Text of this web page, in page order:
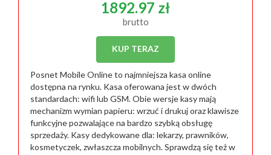
1892.97 zł
brutto
KUP TERAZ
Posnet Mobile Online to najmniejsza kasa online
dostępna na rynku. Kasa oferowana jest w dwóch
standardach: wifi lub GSM. Obie wersje kasy mają
mechanizm wymian papieru: wrzuć i drukuj oraz klawisze
funkcyjne pozwalające na bardzo szybką obsługę
sprzedaży. Kasy dedykowane dla: lekarzy, prawników,
kosmetyczek, zwłaszcza mobilnych. Sprawdzą się też w